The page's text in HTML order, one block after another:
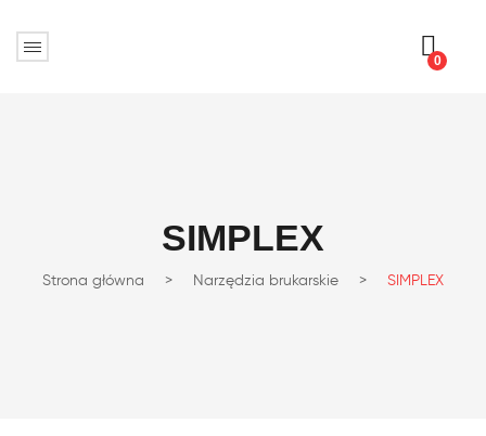
0
SIMPLEX
Strona główna > Narzędzia brukarskie > SIMPLEX